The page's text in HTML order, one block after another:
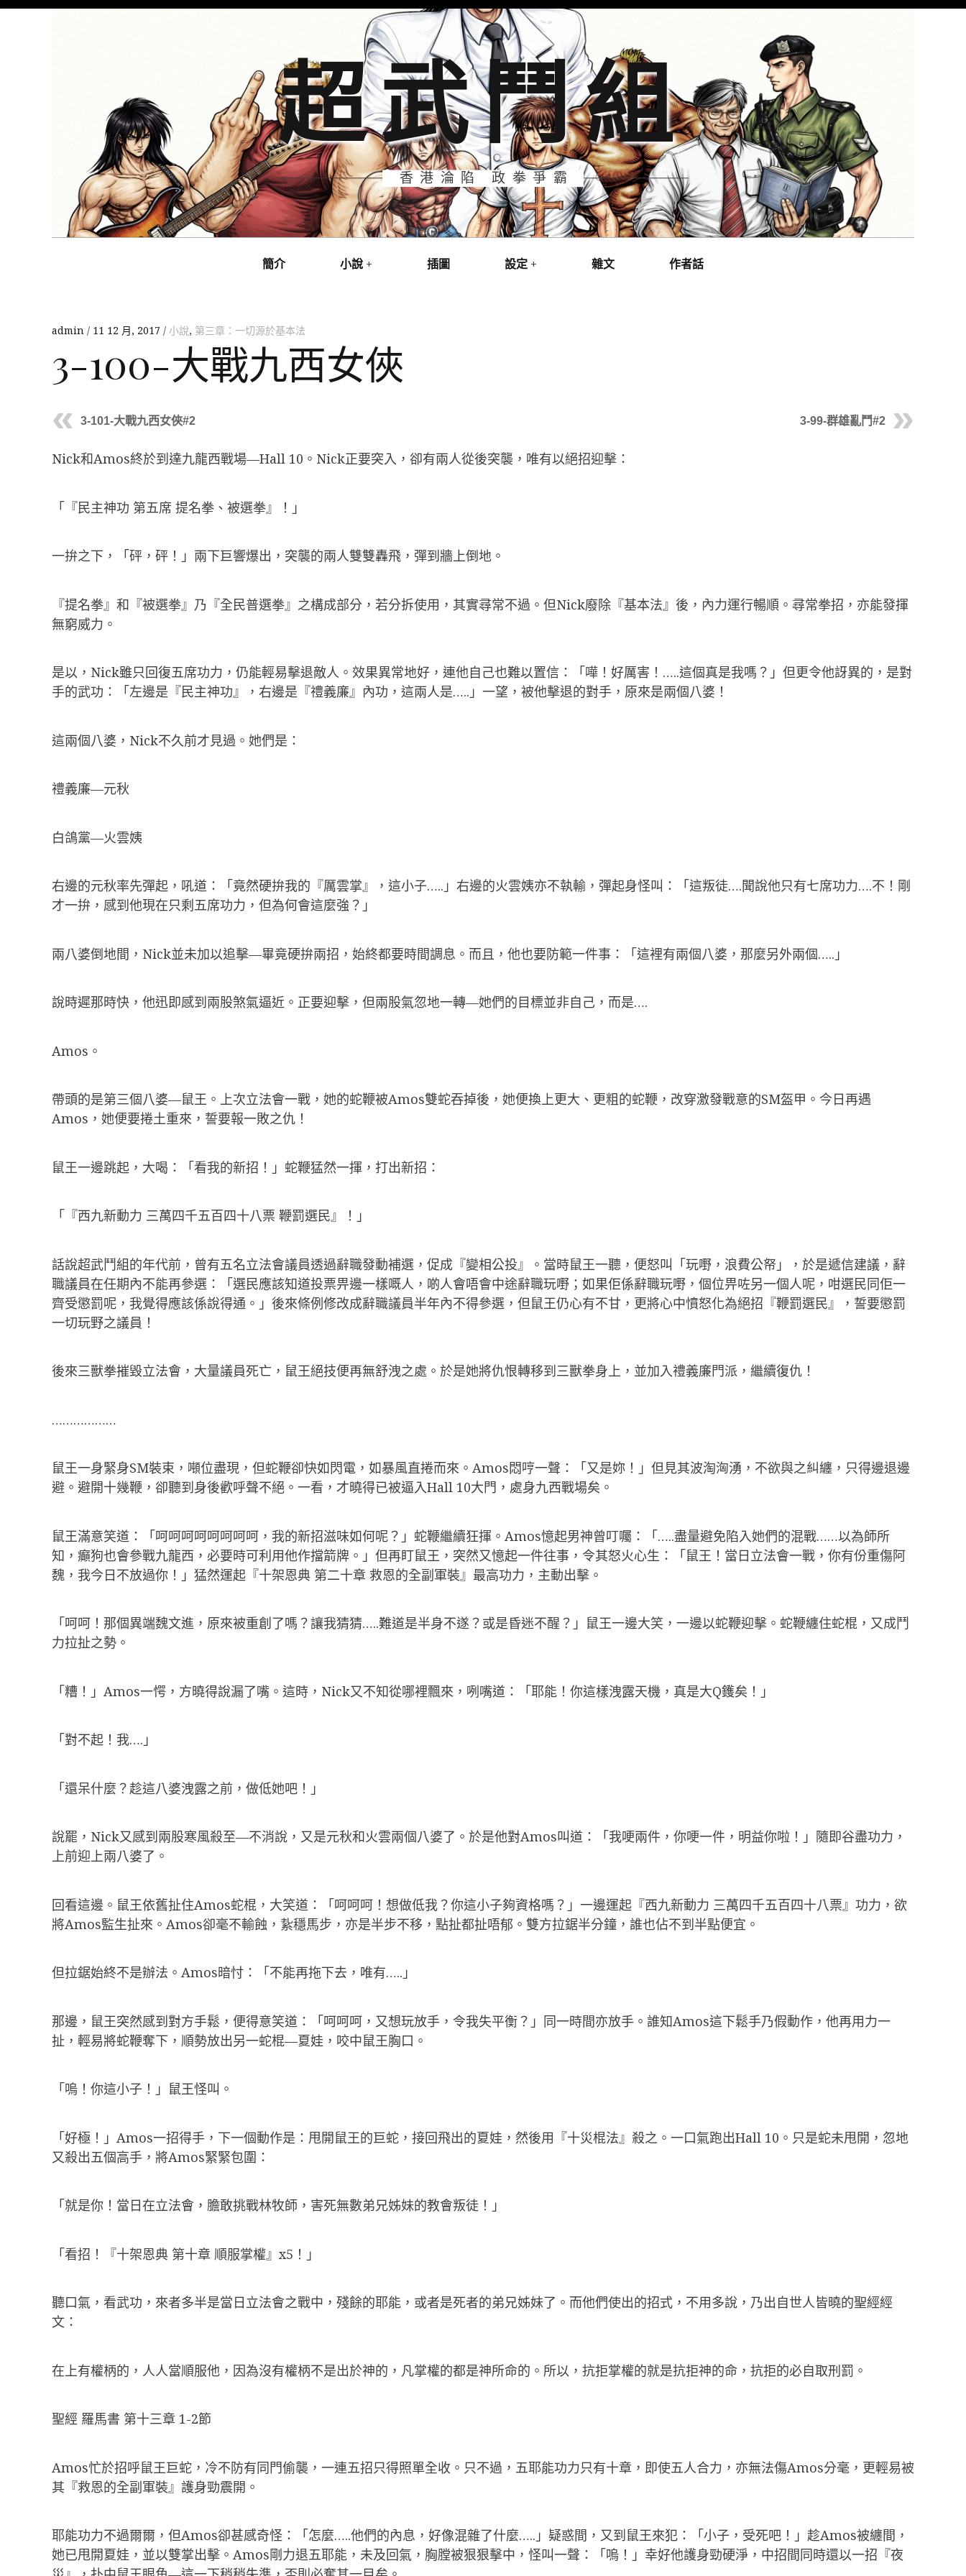
超武鬥組
香港淪陷 政拳爭霸
簡介 小說 插圖 設定 雜文 作者話
admin 11 12 月, 2017 小說, 第三章：一切源於基本法
3-100-大戰九西女俠
3-101-大戰九西女俠#2 3-99-群雄亂鬥#2
Nick和Amos終於到達九龍西戰場—Hall 10。Nick正要突入，卻有兩人從後突襲，唯有以絕招迎擊：
「『民主神功 第五席 提名拳、被選拳』！」
一拚之下，「砰，砰！」兩下巨響爆出，突襲的兩人雙雙轟飛，彈到牆上倒地。
『提名拳』和『被選拳』乃『全民普選拳』之構成部分，若分拆使用，其實尋常不過。但Nick廢除『基本法』後，內力運行暢順。尋常拳招，亦能發揮
無窮威力。
是以，Nick雖只回復五席功力，仍能輕易擊退敵人。效果異常地好，連他自己也難以置信：「嘩！好厲害！…..這個真是我嗎？」但更令他訝異的，是對
手的武功：「左邊是『民主神功』，右邊是『禮義廉』內功，這兩人是…..」一望，被他擊退的對手，原來是兩個八婆！
這兩個八婆，Nick不久前才見過。她們是：
禮義廉—元秋
白鴿黨—火雲姨
右邊的元秋率先彈起，吼道：「竟然硬拚我的『厲雲掌』，這小子…..」右邊的火雲姨亦不執輸，彈起身怪叫：「這叛徒….聞說他只有七席功力….不！剛
才一拚，感到他現在只剩五席功力，但為何會這麼強？」
兩八婆倒地間，Nick並未加以追擊—畢竟硬拚兩招，始終都要時間調息。而且，他也要防範一件事：「這裡有兩個八婆，那麼另外兩個…..」
說時遲那時快，他迅即感到兩股煞氣逼近。正要迎擊，但兩股氣忽地一轉—她們的目標並非自己，而是….
Amos。
帶頭的是第三個八婆—鼠王。上次立法會一戰，她的蛇鞭被Amos雙蛇吞掉後，她便換上更大、更粗的蛇鞭，改穿激發戰意的SM盔甲。今日再遇
Amos，她便要捲土重來，誓要報一敗之仇！
鼠王一邊跳起，大喝：「看我的新招！」蛇鞭猛然一揮，打出新招：
「『西九新動力 三萬四千五百四十八票 鞭罰選民』！」
話說超武鬥組的年代前，曾有五名立法會議員透過辭職發動補選，促成『變相公投』。當時鼠王一聽，便怒叫「玩嘢，浪費公帑」，於是遞信建議，辭
職議員在任期內不能再參選：「選民應該知道投票畀邊一樣嘅人，啲人會唔會中途辭職玩嘢；如果佢係辭職玩嘢，個位畀咗另一個人呢，咁選民同佢一
齊受懲罰呢，我覺得應該係說得通。」後來條例修改成辭職議員半年內不得參選，但鼠王仍心有不甘，更將心中憤怒化為絕招『鞭罰選民』，誓要懲罰
一切玩野之議員！
後來三獸拳摧毀立法會，大量議員死亡，鼠王絕技便再無舒洩之處。於是她將仇恨轉移到三獸拳身上，並加入禮義廉門派，繼續復仇！
………………
鼠王一身緊身SM裝束，噸位盡現，但蛇鞭卻快如閃電，如暴風直捲而來。Amos悶哼一聲：「又是妳！」但見其波淘洶湧，不欲與之糾纏，只得邊退邊
避。避開十幾鞭，卻聽到身後歡呼聲不絕。一看，才曉得已被逼入Hall 10大門，處身九西戰場矣。
鼠王滿意笑道：「呵呵呵呵呵呵呵呵，我的新招滋味如何呢？」蛇鞭繼續狂揮。Amos憶起男神曾叮囑：「…..盡量避免陷入她們的混戰……以為師所
知，癲狗也會參戰九龍西，必要時可利用他作擋箭牌。」但再盯鼠王，突然又憶起一件往事，令其怒火心生：「鼠王！當日立法會一戰，你有份重傷阿
魏，我今日不放過你！」猛然運起『十架恩典 第二十章 救恩的全副軍裝』最高功力，主動出擊。
「呵呵！那個異端魏文進，原來被重創了嗎？讓我猜猜…..難道是半身不遂？或是昏迷不醒？」鼠王一邊大笑，一邊以蛇鞭迎擊。蛇鞭纏住蛇棍，又成鬥
力拉扯之勢。
「糟！」Amos一愕，方曉得說漏了嘴。這時，Nick又不知從哪裡飄來，咧嘴道：「耶能！你這樣洩露天機，真是大Q鑊矣！」
「對不起！我….」
「還呆什麼？趁這八婆洩露之前，做低她吧！」
說罷，Nick又感到兩股寒風殺至—不消說，又是元秋和火雲兩個八婆了。於是他對Amos叫道：「我哽兩件，你哽一件，明益你啦！」隨即谷盡功力，
上前迎上兩八婆了。
回看這邊。鼠王依舊扯住Amos蛇棍，大笑道：「呵呵呵！想做低我？你這小子夠資格嗎？」一邊運起『西九新動力 三萬四千五百四十八票』功力，欲
將Amos監生扯來。Amos卻毫不輸蝕，紥穩馬步，亦是半步不移，點扯都扯唔郁。雙方拉鋸半分鐘，誰也佔不到半點便宜。
但拉鋸始終不是辦法。Amos暗忖：「不能再拖下去，唯有…..」
那邊，鼠王突然感到對方手鬆，便得意笑道：「呵呵呵，又想玩放手，令我失平衡？」同一時間亦放手。誰知Amos這下鬆手乃假動作，他再用力一
扯，輕易將蛇鞭奪下，順勢放出另一蛇棍—夏娃，咬中鼠王胸口。
「嗚！你這小子！」鼠王怪叫。
「好極！」Amos一招得手，下一個動作是：甩開鼠王的巨蛇，接回飛出的夏娃，然後用『十災棍法』殺之。一口氣跑出Hall 10。只是蛇未甩開，忽地
又殺出五個高手，將Amos緊緊包圍：
「就是你！當日在立法會，膽敢挑戰林牧師，害死無數弟兄姊妹的教會叛徒！」
「看招！『十架恩典 第十章 順服掌權』x5！」
聽口氣，看武功，來者多半是當日立法會之戰中，殘餘的耶能，或者是死者的弟兄姊妹了。而他們使出的招式，不用多說，乃出自世人皆曉的聖經經
文：
在上有權柄的，人人當順服他，因為沒有權柄不是出於神的，凡掌權的都是神所命的。所以，抗拒掌權的就是抗拒神的命，抗拒的必自取刑罰。
聖經 羅馬書 第十三章 1-2節
Amos忙於招呼鼠王巨蛇，冷不防有同門偷襲，一連五招只得照單全收。只不過，五耶能功力只有十章，即使五人合力，亦無法傷Amos分毫，更輕易被
其『救恩的全副軍裝』護身勁震開。
耶能功力不過爾爾，但Amos卻甚感奇怪：「怎麼…..他們的內息，好像混雜了什麼…..」疑惑間，又到鼠王來犯：「小子，受死吧！」趁Amos被纏間，
她已甩開夏娃，並以雙掌出擊。Amos剛力退五耶能，未及回氣，胸膛被狠狠擊中，怪叫一聲：「嗚！」幸好他護身勁硬淨，中招間同時還以一招『夜